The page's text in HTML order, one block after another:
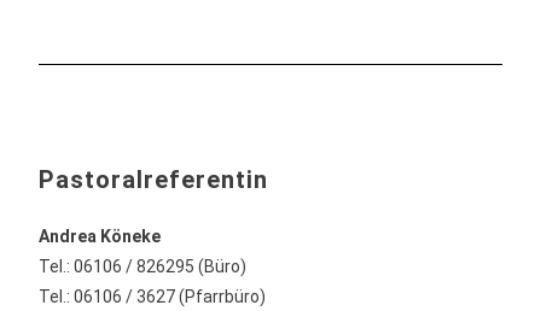
Pastoralreferentin
Andrea Köneke
Tel.: 06106 / 826295 (Büro)
Tel.: 06106 / 3627 (Pfarrbüro)